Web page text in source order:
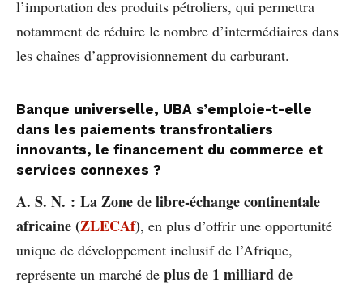
l’importation des produits pétroliers, qui permettra
notamment de réduire le nombre d’intermédiaires dans
les chaînes d’approvisionnement du carburant.
Banque universelle, UBA s’emploie-t-elle
dans les paiements transfrontaliers
innovants, le financement du commerce et
services connexes ?
A. S. N. : La Zone de libre-échange continentale
africaine (ZLECAf), en plus d’offrir une opportunité
unique de développement inclusif de l’Afrique,
représente un marché de plus de 1 milliard de